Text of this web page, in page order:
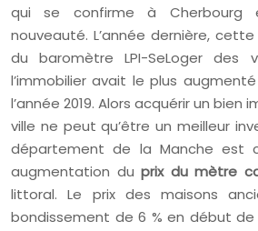
qui se confirme à Cherbourg
nouveauté. L’année dernière,
du baromètre LPI-SeLoger des
l’immobilier avait le plus
l’année 2019. Alors acquérir un
ville ne peut qu’être un meilleur
département de la Manche est
augmentation du prix du mètre
littoral. Le prix des maisons
bondissement de 6 % en début de